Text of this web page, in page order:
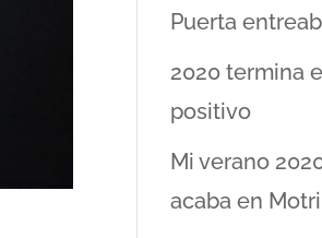
Puerta
2020 termina
positivo
Mi verano
acaba en